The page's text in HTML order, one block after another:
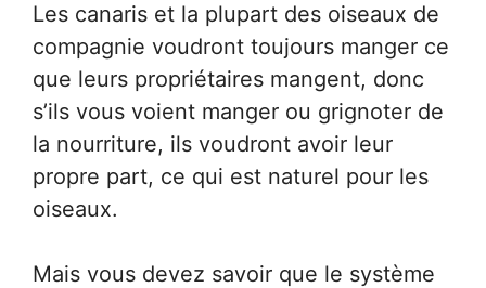
Les canaris et la plupart des oiseaux de
compagnie voudront toujours manger ce
que leurs propriétaires mangent, donc
s’ils vous voient manger ou grignoter de
la nourriture, ils voudront avoir leur
propre part, ce qui est naturel pour les
oiseaux.
Mais vous devez savoir que le système